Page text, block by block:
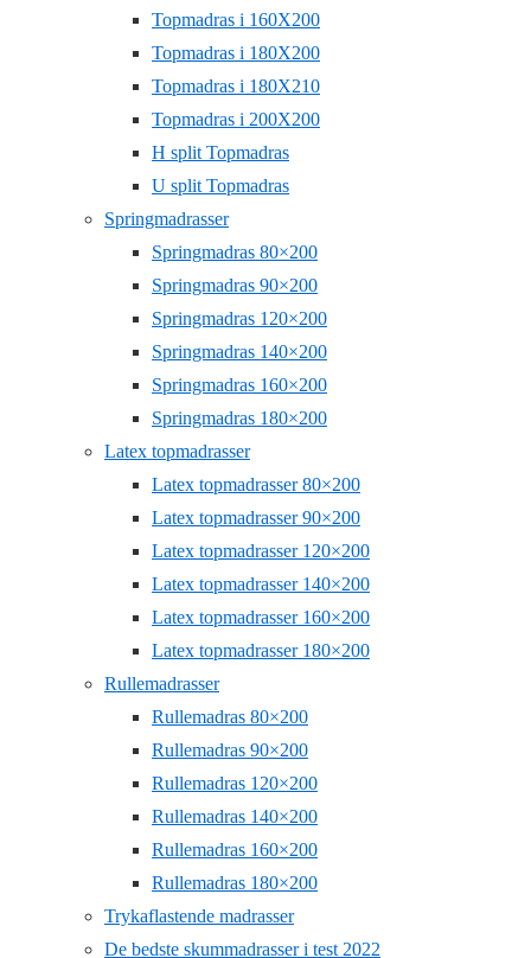
Topmadras i 160X200
Topmadras i 180X200
Topmadras i 180X210
Topmadras i 200X200
H split Topmadras
U split Topmadras
Springmadrasser
Springmadras 80×200
Springmadras 90×200
Springmadras 120×200
Springmadras 140×200
Springmadras 160×200
Springmadras 180×200
Latex topmadrasser
Latex topmadrasser 80×200
Latex topmadrasser 90×200
Latex topmadrasser 120×200
Latex topmadrasser 140×200
Latex topmadrasser 160×200
Latex topmadrasser 180×200
Rullemadrasser
Rullemadras 80×200
Rullemadras 90×200
Rullemadras 120×200
Rullemadras 140×200
Rullemadras 160×200
Rullemadras 180×200
Trykaflastende madrasser
De bedste skummadrasser i test 2022